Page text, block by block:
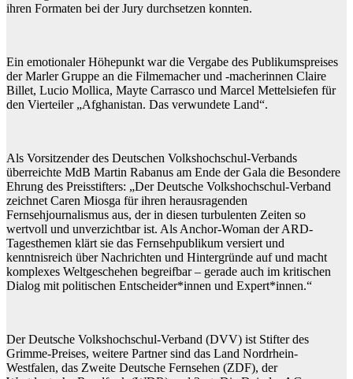
ihren Formaten bei der Jury durchsetzen konnten.
Ein emotionaler Höhepunkt war die Vergabe des Publikumspreises
der Marler Gruppe an die Filmemacher und -macherinnen Claire
Billet, Lucio Mollica, Mayte Carrasco und Marcel Mettelsiefen für
den Vierteiler „Afghanistan. Das verwundete Land“.
Als Vorsitzender des Deutschen Volkshochschul-Verbands
überreichte MdB Martin Rabanus am Ende der Gala die Besondere
Ehrung des Preisstifters: „Der Deutsche Volkshochschul-Verband
zeichnet Caren Miosga für ihren herausragenden
Fernsehjournalismus aus, der in diesen turbulenten Zeiten so
wertvoll und unverzichtbar ist. Als Anchor-Woman der ARD-
Tagesthemen klärt sie das Fernsehpublikum versiert und
kenntnisreich über Nachrichten und Hintergründe auf und macht
komplexes Weltgeschehen begreifbar – gerade auch im kritischen
Dialog mit politischen Entscheider*innen und Expert*innen.“
Der Deutsche Volkshochschul-Verband (DVV) ist Stifter des
Grimme-Preises, weitere Partner sind das Land Nordrhein-
Westfalen, das Zweite Deutsche Fernsehen (ZDF), der